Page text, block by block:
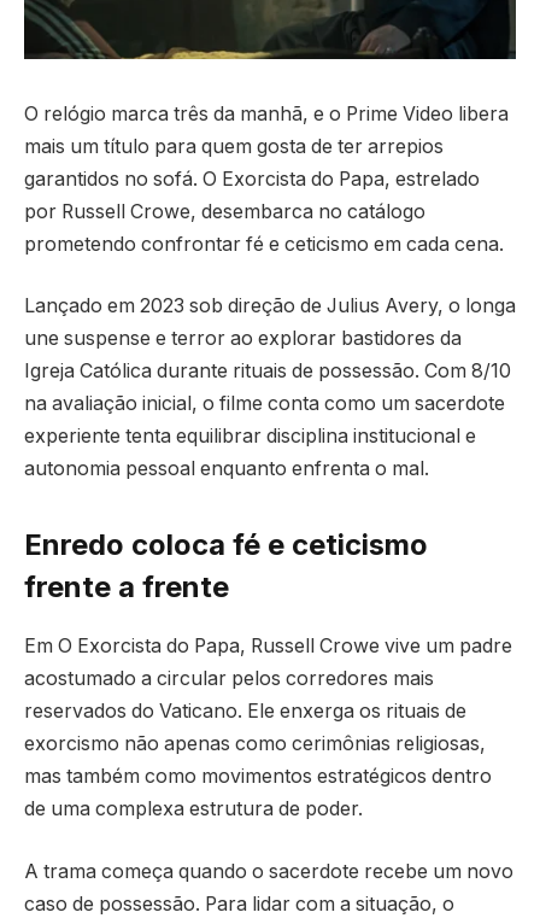
O relógio marca três da manhã, e o Prime Video libera
mais um título para quem gosta de ter arrepios
garantidos no sofá. O Exorcista do Papa, estrelado
por Russell Crowe, desembarca no catálogo
prometendo confrontar fé e ceticismo em cada cena.
Lançado em 2023 sob direção de Julius Avery, o longa
une suspense e terror ao explorar bastidores da
Igreja Católica durante rituais de possessão. Com 8/10
na avaliação inicial, o filme conta como um sacerdote
experiente tenta equilibrar disciplina institucional e
autonomia pessoal enquanto enfrenta o mal.
Enredo coloca fé e ceticismo
frente a frente
Em O Exorcista do Papa, Russell Crowe vive um padre
acostumado a circular pelos corredores mais
reservados do Vaticano. Ele enxerga os rituais de
exorcismo não apenas como cerimônias religiosas,
mas também como movimentos estratégicos dentro
de uma complexa estrutura de poder.
A trama começa quando o sacerdote recebe um novo
caso de possessão. Para lidar com a situação, o